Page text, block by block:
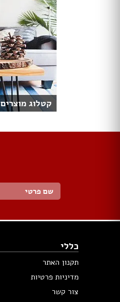
קטלוג מוצרים
כללי
תקנון האתר
מדיניות פרטיות
צור קשר